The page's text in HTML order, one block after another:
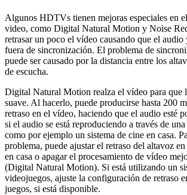
Algunos HDTVs tienen mejoras especiales en
video, como Digital Natural Motion y Noise
retrasar un poco el vídeo causando que el audio
fuera de sincronización. El problema de
puede ser causado por la distancia entre los
de escucha.
Digital Natural Motion realza el vídeo para que
suave. Al hacerlo, puede producirse hasta 200
retraso en el vídeo, haciendo que el audio esté
si el audio se está reproduciendo a través de
como por ejemplo un sistema de cine en casa.
problema, puede ajustar el retraso del altavoz
en casa o apagar el procesamiento de vídeo
(Digital Natural Motion). Si está utilizando un
videojuegos, ajuste la configuración de retraso
juegos, si está disponible.